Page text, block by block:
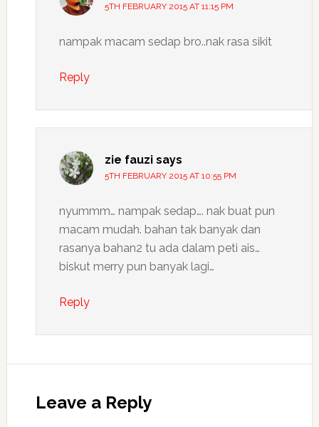
5TH FEBRUARY 2015 AT 11:15 PM
nampak macam sedap bro..nak rasa sikit
Reply
zie fauzi says
5TH FEBRUARY 2015 AT 10:55 PM
nyummm… nampak sedap…. nak buat pun
macam mudah. bahan tak banyak dan
rasanya bahan2 tu ada dalam peti ais…
biskut merry pun banyak lagi…
Reply
Leave a Reply